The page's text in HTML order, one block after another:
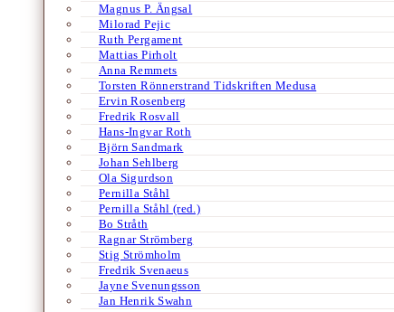
Magnus P. Ängsal
Milorad Pejic
Ruth Pergament
Mattias Pirholt
Anna Remmets
Torsten Rönnerstrand Tidskriften Medusa
Ervin Rosenberg
Fredrik Rosvall
Hans-Ingvar Roth
Björn Sandmark
Johan Sehlberg
Ola Sigurdson
Pernilla Ståhl
Pernilla Ståhl (red.)
Bo Stråth
Ragnar Strömberg
Stig Strömholm
Fredrik Svenaeus
Jayne Svenungsson
Jan Henrik Swahn